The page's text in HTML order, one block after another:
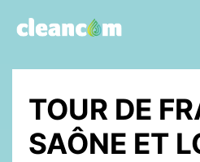
TOUR DE
SAÔNE ET